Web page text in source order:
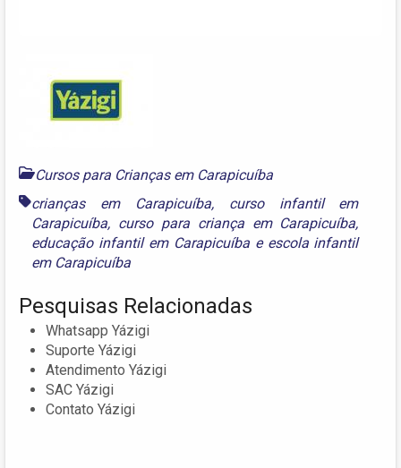
Cursos para Crianças em Carapicuíba
crianças em Carapicuíba, curso infantil em
Carapicuíba, curso para criança em Carapicuíba,
educação infantil em Carapicuíbae escola infantil
em Carapicuíba
Pesquisas Relacionadas
Whatsapp Yázigi
Suporte Yázigi
Atendimento Yázigi
SAC Yázigi
Contato Yázigi